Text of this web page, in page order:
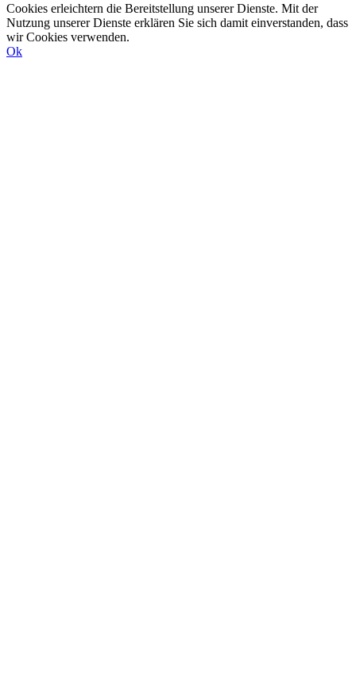
Cookies erleichtern die Bereitstellung unserer Dienste. Mit der
Nutzung unserer Dienste erklären Sie sich damit einverstanden, dass
wir Cookies verwenden.
Ok